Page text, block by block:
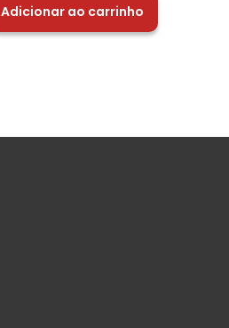
Adicionar ao carrinho